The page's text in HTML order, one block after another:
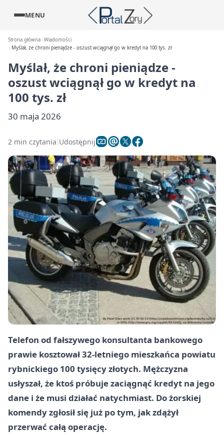
MENU
Strona główna Wiadomości
Myślał, że chroni pieniądze - oszust wciągnął go w kredyt na 100 tys. zł
Myślał, że chroni pieniądze -
oszust wciągnął go w kredyt na
100 tys. zł
30 maja 2026
2 min czytania Udostępnij
Telefon od fałszywego konsultanta bankowego
prawie kosztował32-letniego mieszkańca powiatu
rybnickiego 100 tysięcy złotych. Mężczyzna
usłyszał, że ktoś próbuje zaciągnąć kredyt na jego
dane i że musi działać natychmiast. Do żorskiej
komendy zgłosił się już po tym, jak zdążył
przerwać całą operację.